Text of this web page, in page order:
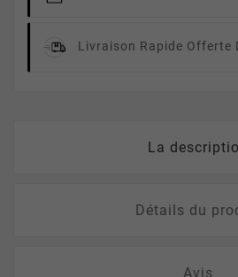
Livraison Rapide Offerte
La
Détails du
Avis